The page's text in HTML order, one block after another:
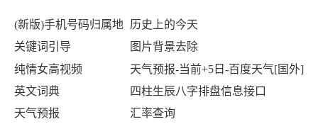
(新版)手机号码归属地
关键词引导
纯情女高视频
英文词典
天气预报
历史上的今天
图片背景去除
天气预报-当前+5日-百度天气[国外]
四柱生辰八字排盘信息接口
汇率查询